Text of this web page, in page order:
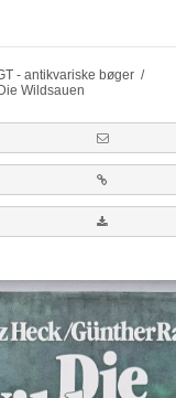
- antikvariske bøger /
Die Wildsauen